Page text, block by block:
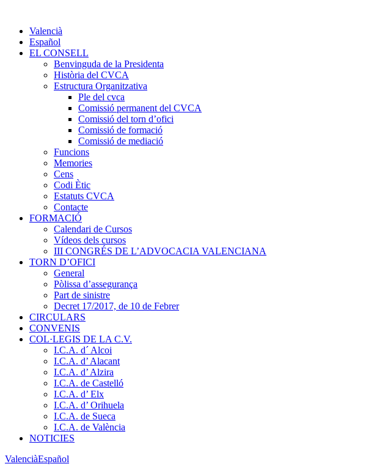
Valencià
Español
EL CONSELL
Benvinguda de la Presidenta
Història del CVCA
Estructura Organitzativa
Ple del cvca
Comissió permanent del CVCA
Comissió del torn d’ofici
Comissió de formació
Comissió de mediació
Funcions
Memories
Cens
Codi Ètic
Estatuts CVCA
Contacte
FORMACIÓ
Calendari de Cursos
Vídeos dels cursos
III CONGRÉS DE L’ADVOCACIA VALENCIANA
TORN D’OFICI
General
Pòlissa d’assegurança
Part de sinistre
Decret 17/2017, de 10 de Febrer
CIRCULARS
CONVENIS
COL·LEGIS DE LA C.V.
I.C.A. d´ Alcoi
I.C.A. d’ Alacant
I.C.A. d’ Alzira
I.C.A. de Castelló
I.C.A. d’ Elx
I.C.A. d’ Orihuela
I.C.A. de Sueca
I.C.A. de València
NOTICIES
ValenciàEspañol